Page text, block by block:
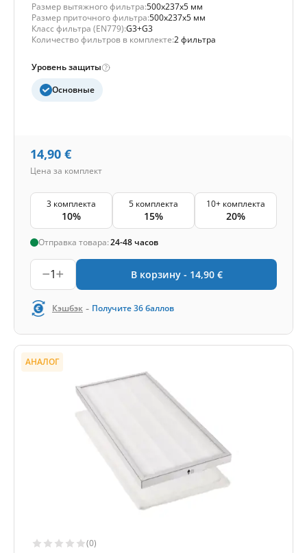
Размер вытяжного фильтра:500x237x5 мм
Размер приточного фильтра:500x237x5 мм
Класс фильтра (EN779):G3+G3
Количество фильтров в комплекте:2 фильтра
Уровень защиты
Основные
14,90 €
Цена за комплект
3 комплекта
10%
5 комплекта
15%
10+ комплекта
20%
Отправка товара:24-48 часов
1 В корзину - 14,90 €
Кэшбэк - Получите36баллов
АНАЛОГ
(0)